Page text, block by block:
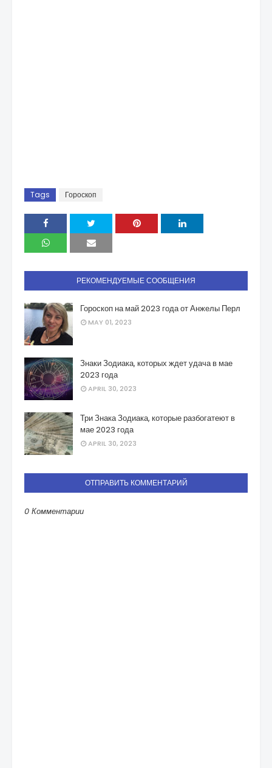
Tags Гороскоп
РЕКОМЕНДУЕМЫЕ СООБЩЕНИЯ
Гороскоп на май 2023 года от Анжелы Перл
MAY 01, 2023
Знаки Зодиака, которых ждет удача в мае
2023 года
APRIL 30, 2023
Три Знака Зодиака, которые разбогатеют в
мае 2023 года
APRIL 30, 2023
ОТПРАВИТЬ КОММЕНТАРИЙ
0 Комментарии